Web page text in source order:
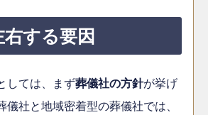
する要因
しては、まず葬儀社の方針が挙げ
儀社と地域密着型の葬儀社では、